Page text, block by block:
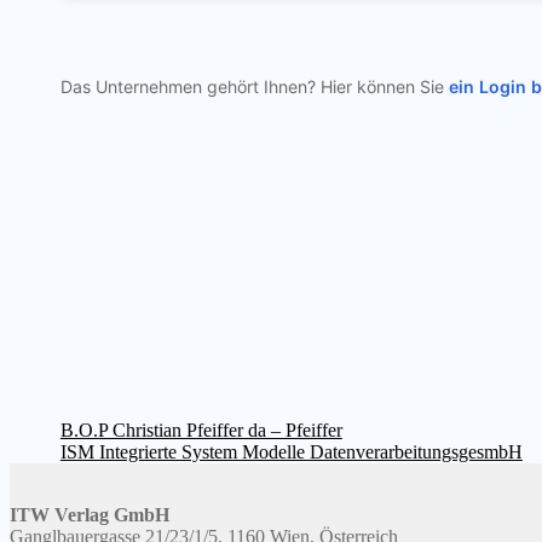
Das Unternehmen gehört Ihnen? Hier können Sie ein Login
Beitragsnavigation
Vorheriger
Beitrag:
B.O.P Christian Pfeiffer da – Pfeiffer
Nächster
ISM Integrierte System Modelle DatenverarbeitungsgesmbH
ITW Verlag GmbH
Ganglbauergasse 21/23/1/5, 1160 Wien, Österreich